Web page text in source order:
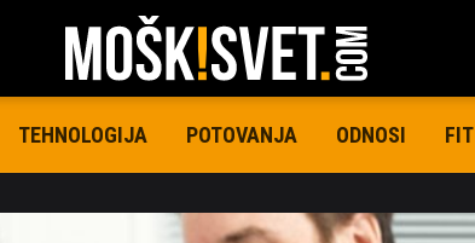
TEHNOLOGIJA POTOVANJA ODNOSI FIT